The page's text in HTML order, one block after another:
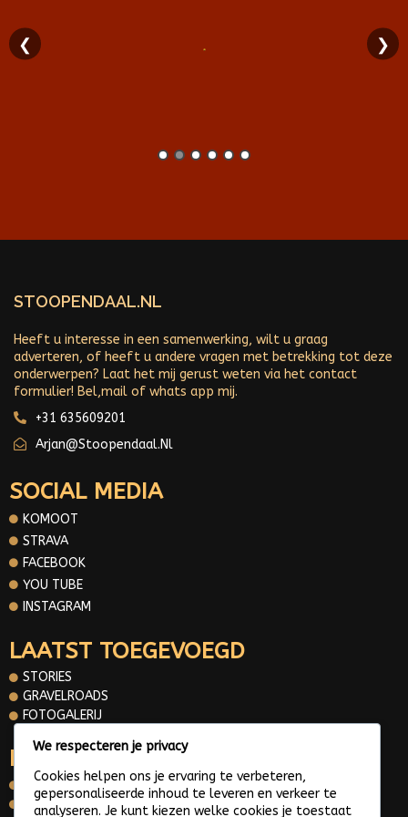
❮ ❯
STOOPENDAAL.NL
Heeft u interesse in een samenwerking, wilt u graag
adverteren, of heeft u andere vragen met betrekking tot deze
onderwerpen? Laat het mij gerust weten via het contact
formulier! Bel,mail of whats app mij.
+31 635609201
Arjan@stoopendaal.nl
SOCIAL MEDIA
KOMOOT
STRAVA
FACEBOOK
YOU TUBE
INSTAGRAM
LAATST TOEGEVOEGD
STORIES
GRAVELROADS
FOTOGALERIJ
INFORMATIE
OVER MIJ
CONTACT
We respecteren je privacy
Cookies helpen ons je ervaring te verbeteren,
gepersonaliseerde inhoud te leveren en verkeer te
analyseren. Je kunt kiezen welke cookies je toestaat